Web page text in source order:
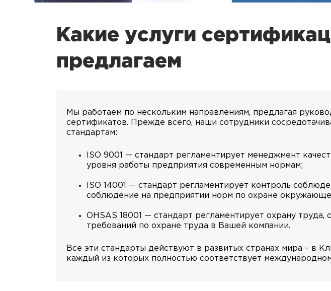
Какие услуги
предлагаем
Мы работаем по нескольким направлениям, предлагая
сертификатов. Прежде всего, наши сотрудники
стандартам:
ISO 9001 — стандарт регламентирует менеджмент
уровня работы предприятия современным нормам;
ISO 14001 — стандарт регламентирует контроль
соблюдение на предприятии норм по охране
OHSAS 18001 — стандарт регламентирует охрану
требований по охране труда в Вашей компании.
Все эти стандарты действуют в развитых странах мира – в
каждый из которых полностью соответствует